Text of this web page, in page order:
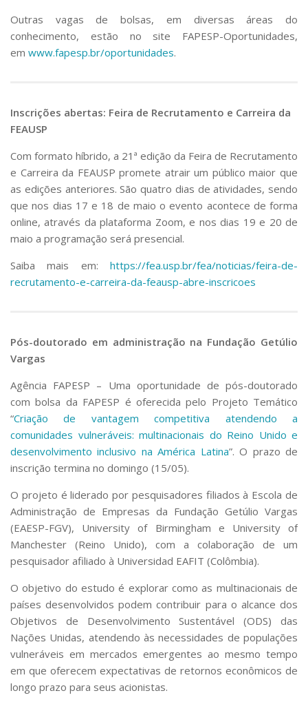
Outras vagas de bolsas, em diversas áreas do
conhecimento, estão no site FAPESP-Oportunidades,
em www.fapesp.br/oportunidades.
Inscrições abertas: Feira de Recrutamento e Carreira da
FEAUSP
Com formato híbrido, a 21ª edição da Feira de Recrutamento
e Carreira da FEAUSP promete atrair um público maior que
as edições anteriores. São quatro dias de atividades, sendo
que nos dias 17 e 18 de maio o evento acontece de forma
online, através da plataforma Zoom, e nos dias 19 e 20 de
maio a programação será presencial.
Saiba mais em: https://fea.usp.br/fea/noticias/feira-de-
recrutamento-e-carreira-da-feausp-abre-inscricoes
Pós-doutorado em administração na Fundação Getúlio
Vargas
Agência FAPESP – Uma oportunidade de pós-doutorado
com bolsa da FAPESP é oferecida pelo Projeto Temático
“Criação de vantagem competitiva atendendo a
comunidades vulneráveis: multinacionais do Reino Unido e
desenvolvimento inclusivo na América Latina”. O prazo de
inscrição termina no domingo (15/05).
O projeto é liderado por pesquisadores filiados à Escola de
Administração de Empresas da Fundação Getúlio Vargas
(EAESP-FGV), University of Birmingham e University of
Manchester (Reino Unido), com a colaboração de um
pesquisador afiliado à Universidad EAFIT (Colômbia).
O objetivo do estudo é explorar como as multinacionais de
países desenvolvidos podem contribuir para o alcance dos
Objetivos de Desenvolvimento Sustentável (ODS) das
Nações Unidas, atendendo às necessidades de populações
vulneráveis em mercados emergentes ao mesmo tempo
em que oferecem expectativas de retornos econômicos de
longo prazo para seus acionistas.